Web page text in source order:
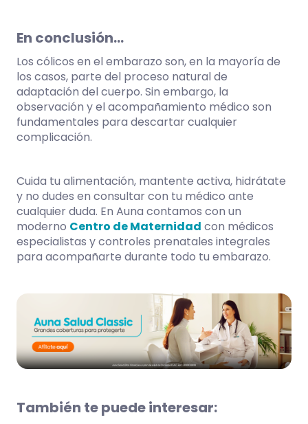
En conclusión…
Los cólicos en el embarazo son, en la mayoría de
los casos, parte del proceso natural de
adaptación del cuerpo. Sin embargo, la
observación y el acompañamiento médico son
fundamentales para descartar cualquier
complicación.
Cuida tu alimentación, mantente activa, hidrátate
y no dudes en consultar con tu médico ante
cualquier duda. En Auna contamos con un
moderno Centro de Maternidad con médicos
especialistas y controles prenatales integrales
para acompañarte durante todo tu embarazo.
También te puede interesar: